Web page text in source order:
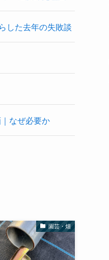
した去年の失敗談
なぜ必要か
園芸・畑